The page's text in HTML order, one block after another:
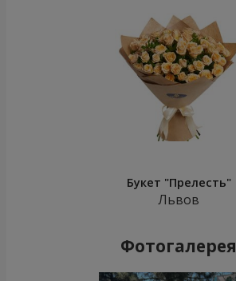
Букет "Прелесть"
Львов
Фотогалерея